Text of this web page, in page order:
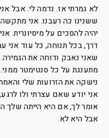
לא גמרתי אז. נדמה לי. אבל
ששנינו כה רעבנו. אני
יהיה להסכים על מיסיונרית.
דרך, בכל תנוחה, כל עוד אני
שאני נאבק ודוחה את
מתענגת על כל סנטימטר
נישקה את הזרועות שלי
אני יודע שאם עצרתי ולו
אומר לך, אם היא הייתה שלך
אבל היא לא.